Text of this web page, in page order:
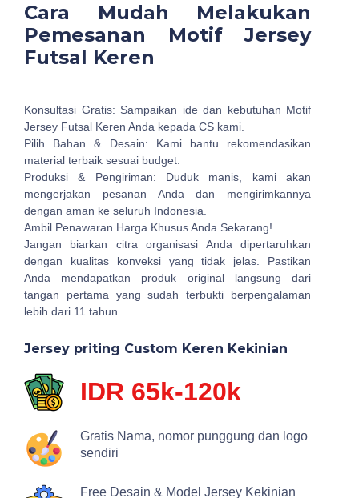
Cara Mudah Melakukan
Pemesanan Motif Jersey
Futsal Keren
Konsultasi Gratis: Sampaikan ide dan kebutuhan Motif
Jersey Futsal Keren Anda kepada CS kami.
Pilih Bahan & Desain: Kami bantu rekomendasikan
material terbaik sesuai budget.
Produksi & Pengiriman: Duduk manis, kami akan
mengerjakan pesanan Anda dan mengirimkannya
dengan aman ke seluruh Indonesia.
Ambil Penawaran Harga Khusus Anda Sekarang!
Jangan biarkan citra organisasi Anda dipertaruhkan
dengan kualitas konveksi yang tidak jelas. Pastikan
Anda mendapatkan produk original langsung dari
tangan pertama yang sudah terbukti berpengalaman
lebih dari 11 tahun.
Jersey priting Custom Keren Kekinian
IDR 65k-120k
Gratis Nama, nomor punggung dan logo
sendiri
Free Desain & Model Jersey Kekinian